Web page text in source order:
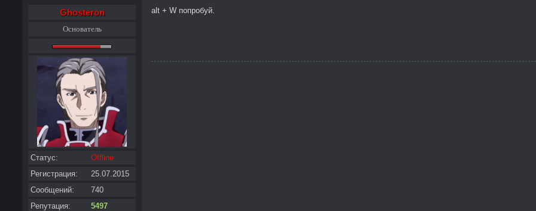
Ghosteron
Основатель
Статус:
Offline
Регистрация:
25.07.2015
Сообщений:
740
Репутация:
5497
alt + W попробуй.